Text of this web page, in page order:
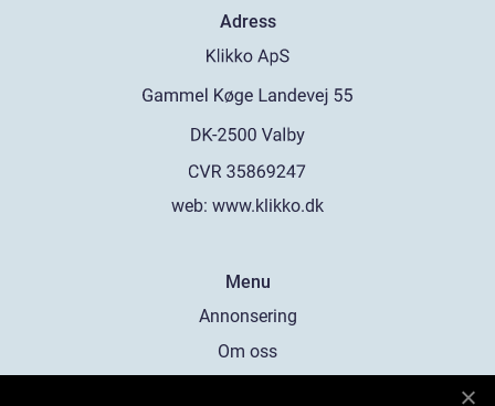
Adress
web: www.klikko.dk
Menu
Annonsering
Om oss